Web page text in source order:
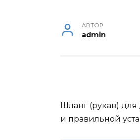
АВТОР
admin
Шланг (рукав) для
и правильной